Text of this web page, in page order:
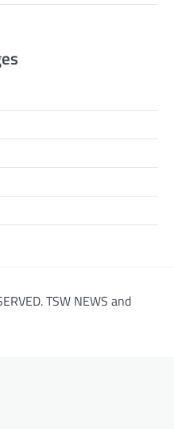
TSW NEWS and